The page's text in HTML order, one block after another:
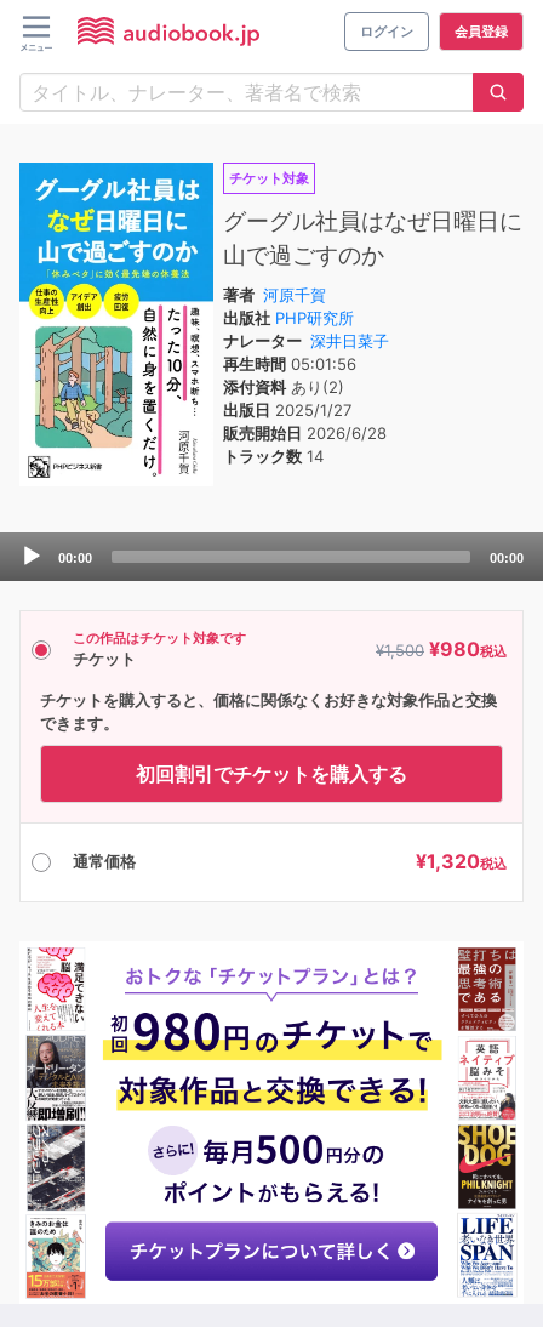
ログイン 会員登録
チケット対象
グーグル社員はなぜ日曜日に
山で過ごすのか
著者 河原千賀
出版社 PHP研究所
ナレーター 深井日菜子
再生時間 05:01:56
添付資料あり(2)
出版日 2025/1/27
販売開始日 2026/6/28
トラック数 14
Audio
00:00 00:00
この作品はチケット対象です
チケット ¥1,500 ¥980税込
チケットを購入すると、価格に関係なくお好きな対象作品と交換
できます。
初回割引でチケットを購入する
通常価格 ¥1,320税込